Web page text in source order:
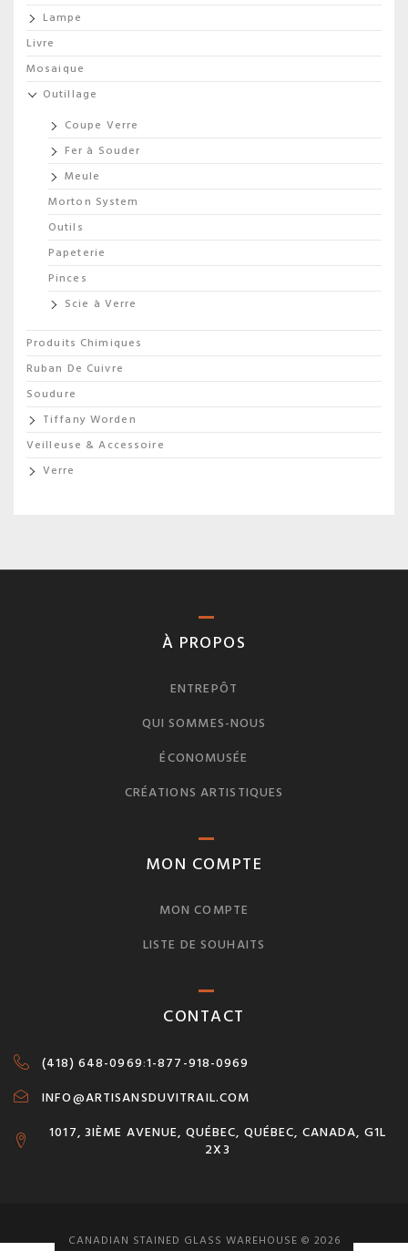
Lampe
Livre
Mosaique
Outillage
Coupe Verre
Fer à Souder
Meule
Morton System
Outils
Papeterie
Pinces
Scie à Verre
Produits Chimiques
Ruban De Cuivre
Soudure
Tiffany Worden
Veilleuse & Accessoire
Verre
À PROPOS
ENTREPÔT
QUI SOMMES-NOUS
ÉCONOMUSÉE
CRÉATIONS ARTISTIQUES
MON COMPTE
MON COMPTE
LISTE DE SOUHAITS
CONTACT
(418) 648-0969:1-877-918-0969
INFO@ARTISANSDUVITRAIL.COM
1017, 3IÈME AVENUE, QUÉBEC, QUÉBEC, CANADA, G1L
2X3
CANADIAN STAINED GLASS WAREHOUSE © 2026